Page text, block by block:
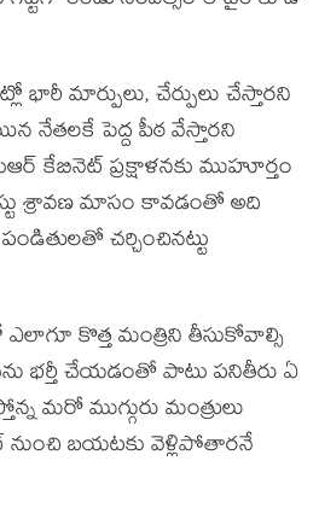
మార్పులు, చేర్పులు చేస్తార‌ని
నేత‌ల‌కే పెద్ద పీఠ వేస్తార‌ని
కేబినెట్ ప్ర‌క్షాళ‌న‌కు ముహూర్తం
శ్రావ‌ణ మాసం కావ‌డంతో అది
చ‌ర్చించిన‌ట్టు
కొత్త మంత్రిని తీసుకోవాల్సి
భ‌ర్తీ చేయ‌డంతో పాటు ప‌నితీరు ఏ
మ‌రో ముగ్గురు మంత్రులు
బ‌య‌ట‌కు వెళ్లిపోతార‌నే